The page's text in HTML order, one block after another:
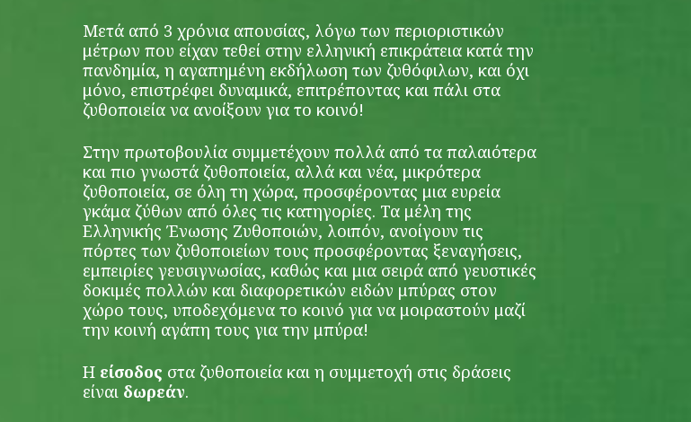
Μετά από 3 χρόνια απουσίας, λόγω των περιοριστικών
μέτρων που είχαν τεθεί στην ελληνική επικράτεια κατά την
πανδημία, η αγαπημένη εκδήλωση των ζυθόφιλων, και όχι
μόνο, επιστρέφει δυναμικά, επιτρέποντας και πάλι στα
ζυθοποιεία να ανοίξουν για το κοινό!
Στην πρωτοβουλία συμμετέχουν πολλά από τα παλαιότερα
και πιο γνωστά ζυθοποιεία, αλλά και νέα, μικρότερα
ζυθοποιεία, σε όλη τη χώρα, προσφέροντας μια ευρεία
γκάμα ζύθων από όλες τις κατηγορίες. Τα μέλη της
Ελληνικής Ένωσης Ζυθοποιών, λοιπόν, ανοίγουν τις
πόρτες των ζυθοποιείων τους προσφέροντας ξεναγήσεις,
εμπειρίες γευσιγνωσίας, καθώς και μια σειρά από γευστικές
δοκιμές πολλών και διαφορετικών ειδών μπύρας στον
χώρο τους, υποδεχόμενα το κοινό για να μοιραστούν μαζί
την κοινή αγάπη τους για την μπύρα!
Η είσοδος στα ζυθοποιεία και η συμμετοχή στις δράσεις
είναι δωρεάν.